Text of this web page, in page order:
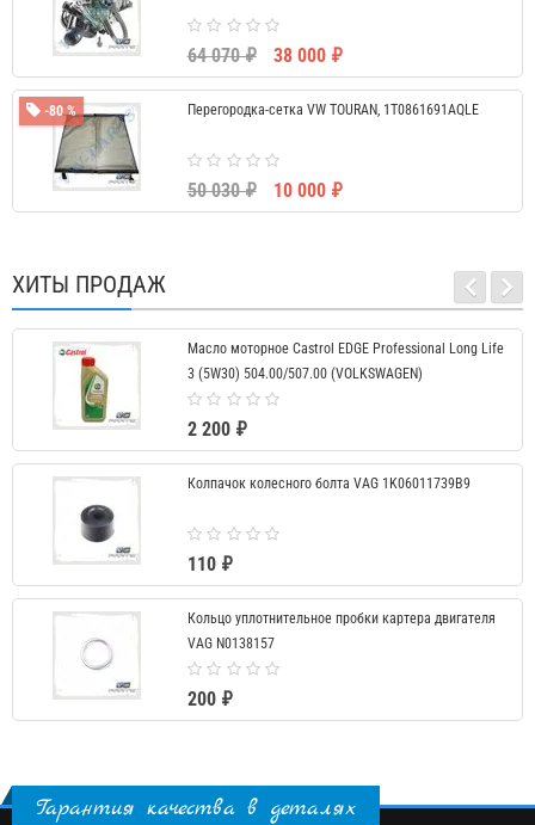
64 070 ₽ 38 000 ₽
-80 % Перегородка-сетка VW TOURAN, 1T0861691AQLE
50 030 ₽ 10 000 ₽
ХИТЫ ПРОДАЖ
Масло моторное Castrol EDGE Professional Long Life
3 (5W30) 504.00/507.00 (VOLKSWAGEN)
2 200 ₽
Колпачок колесного болта VAG 1K06011739B9
110 ₽
Кольцо уплотнительное пробки картера двигателя
VAG N0138157
200 ₽
Гарантия качества в деталях